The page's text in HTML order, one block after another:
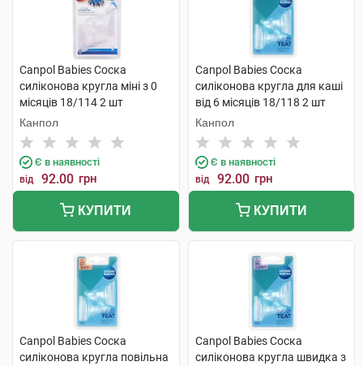
Canpol Babies Соска
силіконова кругла міні з 0
місяців 18/114 2 шт
Канпол
Є в наявності
від 92.00 грн
КУПИТИ
Canpol Babies Соска
силіконова кругла для каші
від 6 місяців 18/118 2 шт
Канпол
Є в наявності
від 92.00 грн
КУПИТИ
Canpol Babies Соска
силіконова кругла повільна
Canpol Babies Соска
силіконова кругла швидка з